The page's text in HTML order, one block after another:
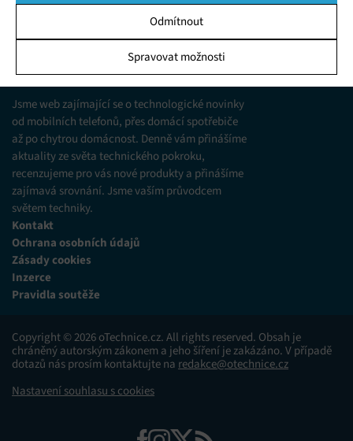
Spravovat souhlas ve spodní části obrazovky.
Ukládání a/nebo přístup k informacím v zařízení, Porozumění
publiku prostřednictvím statistik nebo kombinací údajů z
různých zdrojů.
Marketing
Ukládání a/nebo přístup k informacím v zařízení, Použití
omezených údajů k výběru reklam, Vytváření profilů pro
personalizovanou reklamu, Používání profilů k výběru
personalizované reklamy, Vytváření profilů pro
personalizovaný obsah, Používání profilů pro výběr
personalizovaného obsahu, Použití omezených údajů k výběru
obsahu.
Funkce
zařízení na základě automaticky přenášených
informací.
Zajištění bezpečnosti, předcházení a zjišťování
voleb ochrany osobních údajů.
Odmítnout
Spravovat možnosti
Jsme web zajímající se o technologické novinky
od mobilních telefonů, přes domácí spotřebiče
až po chytrou domácnost. Denně vám přinášíme
aktuality ze světa technického pokroku,
recenzujeme pro vás nové produkty a přinášíme
zajímavá srovnání. Jsme vaším průvodcem
světem techniky.
Kontakt
Ochrana osobních údajů
Zásady cookies
Inzerce
Pravidla soutěže
Copyright © 2026 oTechnice.cz. All rights reserved. Obsah je
chráněný autorským zákonem a jeho šíření je zakázáno. V případě
dotazů nás prosím kontaktujte na redakce@otechnice.cz
Nastavení souhlasu s cookies